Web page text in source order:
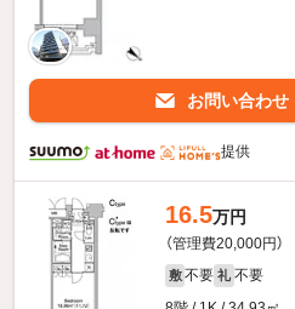
お問い合わせ
提供
16.5万円
（管理費20,000円）
敷 不要 礼 不要